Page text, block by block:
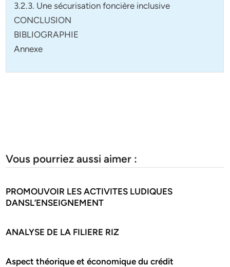
3.2.3. Une sécurisation foncière inclusive
CONCLUSION
BIBLIOGRAPHIE
Annexe
Vous pourriez aussi aimer :
PROMOUVOIR LES ACTIVITES LUDIQUES
DANSL’ENSEIGNEMENT
ANALYSE DE LA FILIERE RIZ
Aspect théorique et économique du crédit